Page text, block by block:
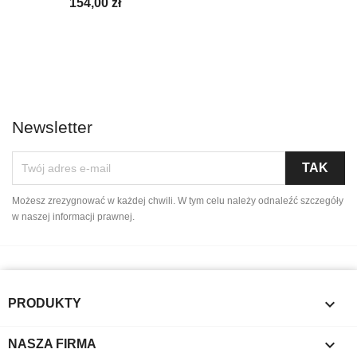
154,00 zł
Newsletter
Możesz zrezygnować w każdej chwili. W tym celu należy odnaleźć szczegóły
w naszej informacji prawnej.
PRODUKTY 
NASZA FIRMA 